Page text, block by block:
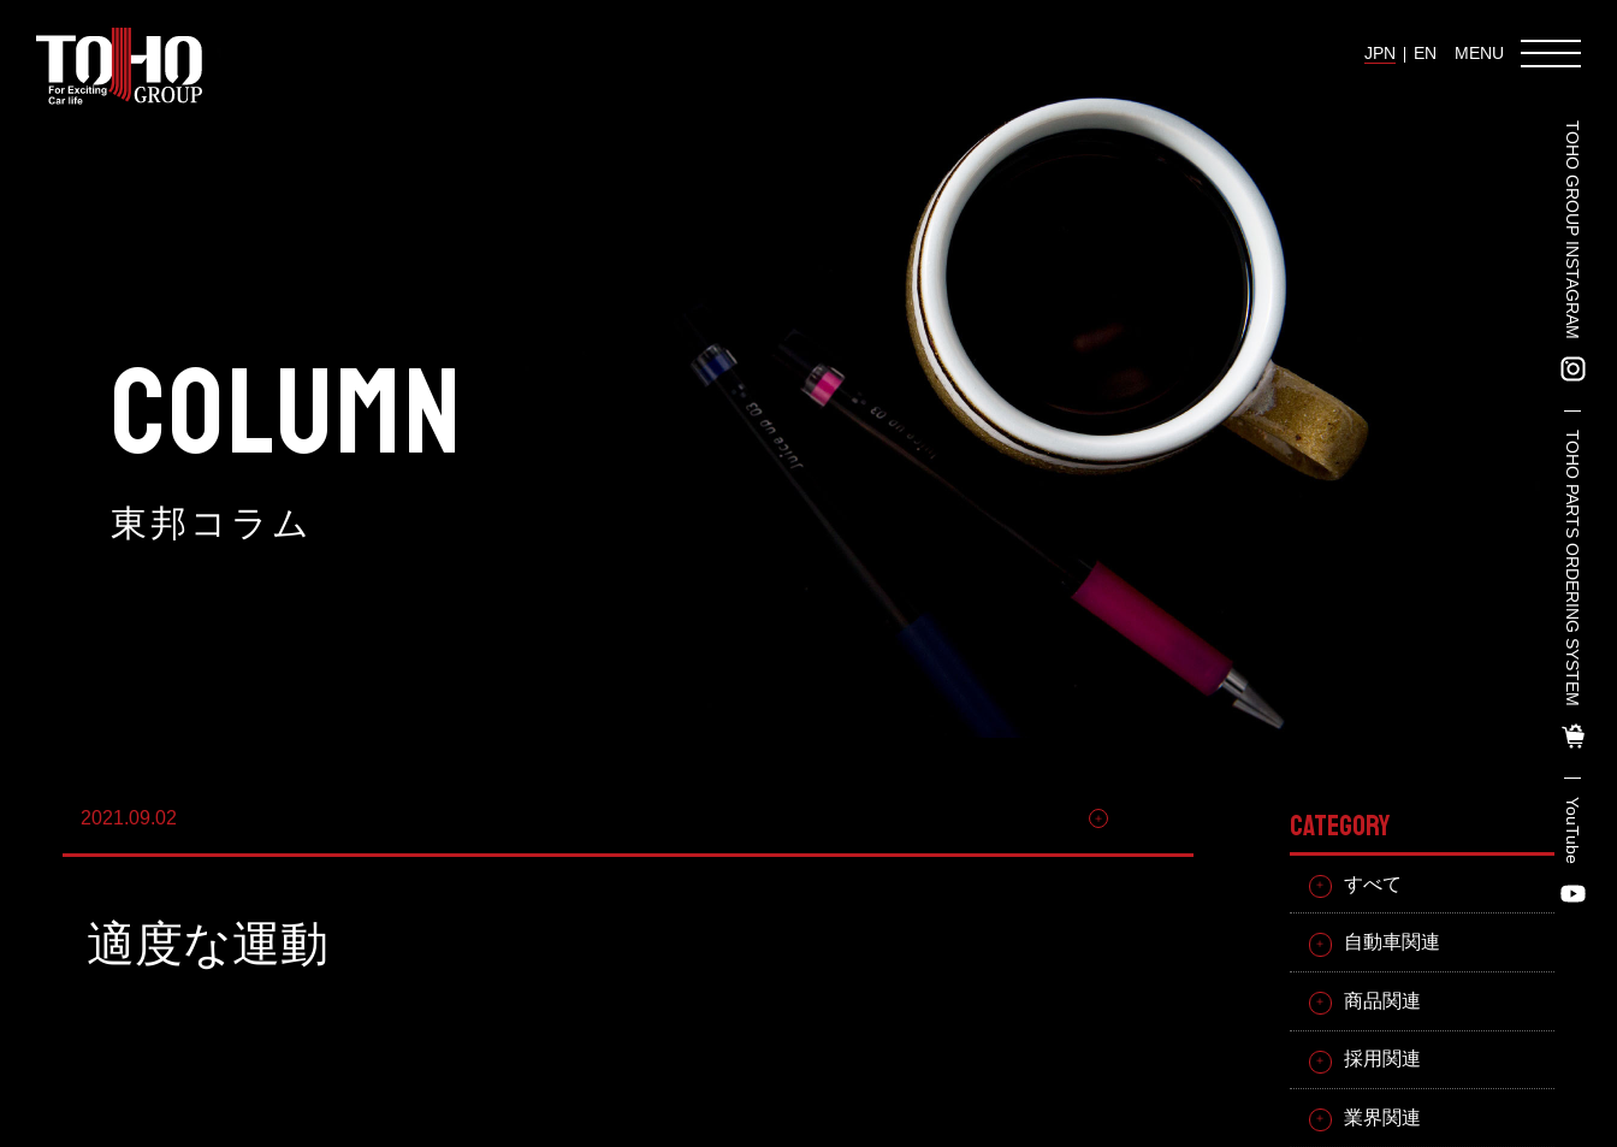
JPN EN MENU
ホーム
DX事業
株式会社 東邦ホールディング
東邦自動車 株式会社
株式会社 東邦アウトフロイデ
東邦グループの採用情報
東邦グループからのお知らせ
東邦コラム
TOHO PARTS ORDERING SYSTE
YouTube
TOHO GROUP INSTAGRAM
TOHO PARTS ORDERING SYSTEM
YouTube
COLUMN
東邦コラム
2021.09.02
適度な運動
CATEGORY
すべて
自動車関連
商品関連
採用関連
業界関連